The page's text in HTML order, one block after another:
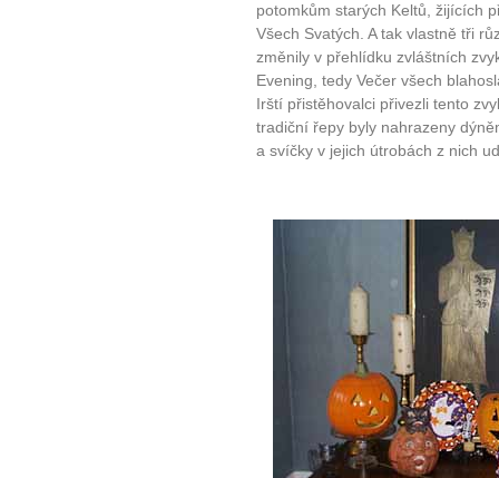
potomkům starých Keltů, žijících
Všech Svatých. A tak vlastně tři
změnily v přehlídku zvláštních
Evening, tedy Večer všech
Irští přistěhovalci přivezli tento
tradiční řepy byly nahrazeny
a svíčky v jejich útrobách z nich